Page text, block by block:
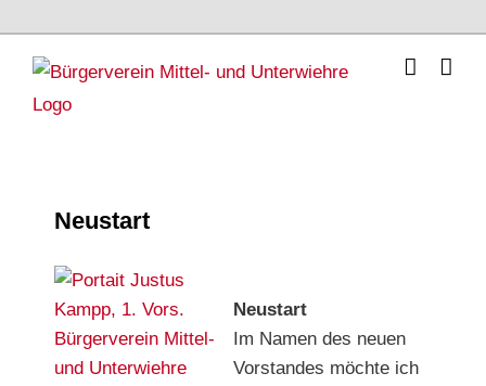
content
Neustart
Neustart
Im Namen des neuen
Vorstandes möchte ich